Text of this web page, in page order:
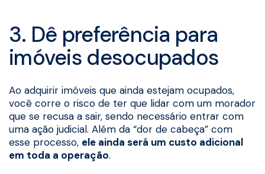
3. Dê preferência para
imóveis desocupados
Ao adquirir imóveis que ainda estejam ocupados,
você corre o risco de ter que lidar com um morador
que se recusa a sair, sendo necessário entrar com
uma ação judicial. Além da “dor de cabeça” com
esse processo, ele ainda será um custo adicional
em toda a operação.